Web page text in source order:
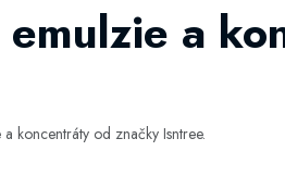
a
koncentráty od značky Isntree.